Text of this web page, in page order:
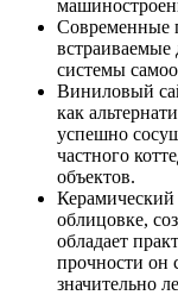
Современные
встраиваемые
системы
Виниловый
как
успешно
частного
объектов.
облицовке,
обладает
прочности он
значительно